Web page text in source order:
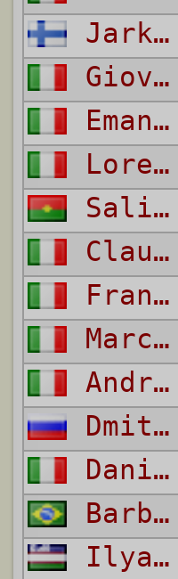
Jarkko Erkki
Giovanni
Emanuele
Lorenzo
Salif
Claudio
Francesco
Marco
Andrea
Dmitri
Daniele
Barbosa da Silva
Ilyas